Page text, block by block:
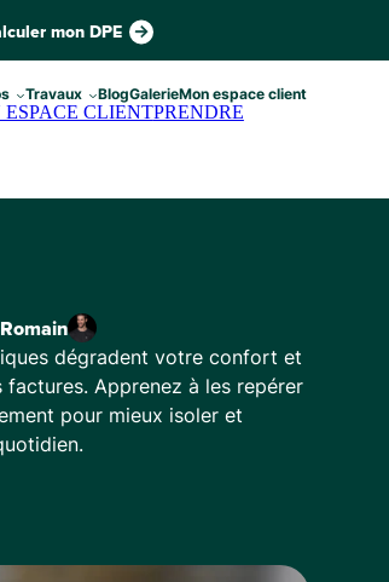
mon DPE
Travaux BlogGalerieMon espace client
CLIENTPRENDRE
Romain
dégradent votre confort et
factures. Apprenez à les repérer
pour mieux isoler et